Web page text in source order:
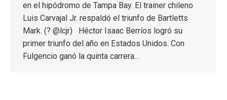
en el hipódromo de Tampa Bay. El trainer chileno
Luis Carvajal Jr. respaldó el triunfo de Bartletts
Mark. (? @lcjr) Héctor Isaac Berríos logró su
primer triunfo del año en Estados Unidos. Con
Fulgencio ganó la quinta carrera…